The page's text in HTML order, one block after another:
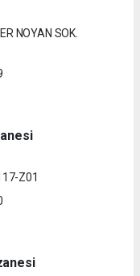
NOYAN SOK.
Z01